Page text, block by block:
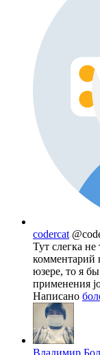
codercat
Тут слегка
комментарий
юзере, то я
применения
Написано